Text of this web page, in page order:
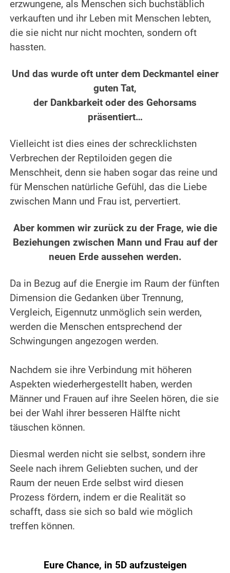
erzwungene, als Menschen sich buchstäblich
verkauften und ihr Leben mit Menschen lebten,
die sie nicht nur nicht mochten, sondern oft
hassten.
Und das wurde oft unter dem Deckmantel einer
guten Tat,
der Dankbarkeit oder des Gehorsams
präsentiert…
Vielleicht ist dies eines der schrecklichsten
Verbrechen der Reptiloiden gegen die
Menschheit, denn sie haben sogar das reine und
für Menschen natürliche Gefühl, das die Liebe
zwischen Mann und Frau ist, pervertiert.
Aber kommen wir zurück zu der Frage, wie die
Beziehungen zwischen Mann und Frau auf der
neuen Erde aussehen werden.
Da in Bezug auf die Energie im Raum der fünften
Dimension die Gedanken über Trennung,
Vergleich, Eigennutz unmöglich sein werden,
werden die Menschen entsprechend der
Schwingungen angezogen werden.
Nachdem sie ihre Verbindung mit höheren
Aspekten wiederhergestellt haben, werden
Männer und Frauen auf ihre Seelen hören, die sie
bei der Wahl ihrer besseren Hälfte nicht
täuschen können.
Diesmal werden nicht sie selbst, sondern ihre
Seele nach ihrem Geliebten suchen, und der
Raum der neuen Erde selbst wird diesen
Prozess fördern, indem er die Realität so
schafft, dass sie sich so bald wie möglich
treffen können.
Eure Chance, in 5D aufzusteigen